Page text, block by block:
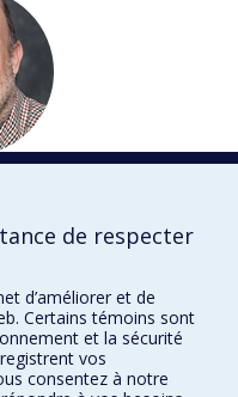
de respecter
d’améliorer et de
Certains témoins sont
et la sécurité
vos
consentez à notre